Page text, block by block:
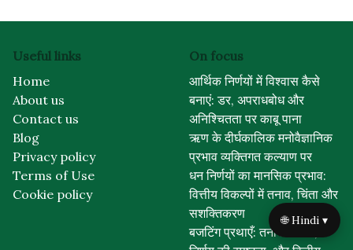
Useful links
Home
About us
Contact us
Blog
Privacy policy
Terms of Use
Cookie policy
On focus
आर्थिक निर्णयों में विश्वास कैसे
बनाएं: डर, अपराधबोध और
अनिश्चितता पर काबू पाना
ऋण के दीर्घकालिक मनोवैज्ञानिक
प्रभाव व्यक्तिगत कल्याण पर
धन निर्णयों का मानसिक प्रभाव:
वित्तीय विकल्पों में तनाव, चिंता और
सशक्तिकरण
बजटिंग प्रथाएँ: तनाव में कमी,
🌐 Hindi ▾